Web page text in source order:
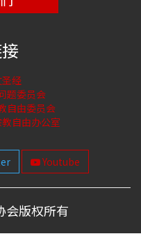
经
题委员会
自由委员会
自由办公室
Youtube
会版权所有